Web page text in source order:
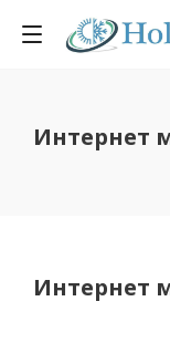
Интернет
Интернет